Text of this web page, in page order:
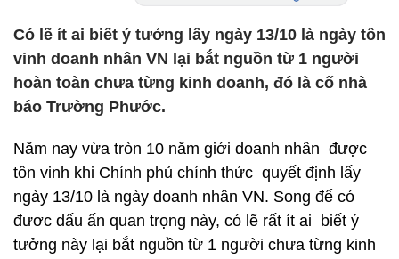
Có lẽ ít ai biết ý tưởng lấy ngày 13/10 là ngày tôn
vinh doanh nhân VN lại bắt nguồn từ 1 người
hoàn toàn chưa từng kinh doanh, đó là cố nhà
báo Trường Phước.
Năm nay vừa tròn 10 năm giới doanh nhân được
tôn vinh khi Chính phủ chính thức quyết định lấy
ngày 13/10 là ngày doanh nhân VN. Song để có
đươc dấu ấn quan trọng này, có lẽ rất ít ai biết ý
tưởng này lại bắt nguồn từ 1 người chưa từng kinh